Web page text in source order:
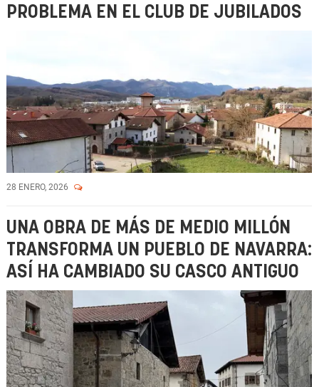
PROBLEMA EN EL CLUB DE JUBILADOS
28 ENERO, 2026
UNA OBRA DE MÁS DE MEDIO MILLÓN
TRANSFORMA UN PUEBLO DE NAVARRA:
ASÍ HA CAMBIADO SU CASCO ANTIGUO